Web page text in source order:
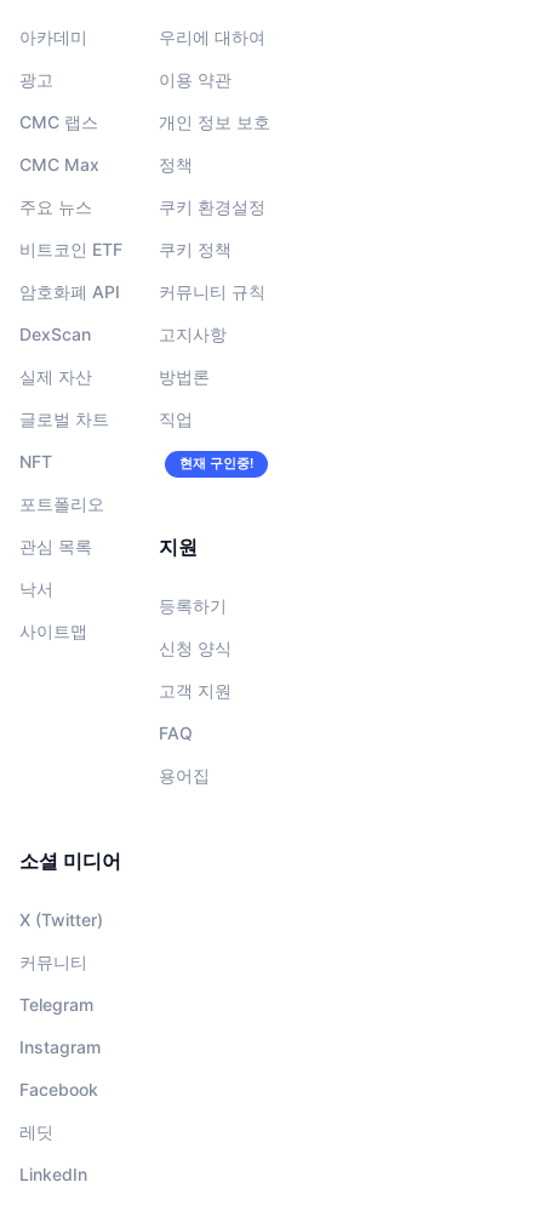
아카데미
광고
CMC 랩스
CMC Max
주요 뉴스
비트코인 ETF
암호화폐 API
DexScan
실제 자산
글로벌 차트
NFT
포트폴리오
관심 목록
낙서
사이트맵
우리에 대하여
이용 약관
개인 정보 보호
정책
쿠키 환경설정
쿠키 정책
커뮤니티 규칙
고지사항
방법론
직업
현재 구인중!
지원
등록하기
신청 양식
고객 지원
FAQ
용어집
소셜 미디어
X (Twitter)
커뮤니티
Telegram
Instagram
Facebook
레딧
LinkedIn